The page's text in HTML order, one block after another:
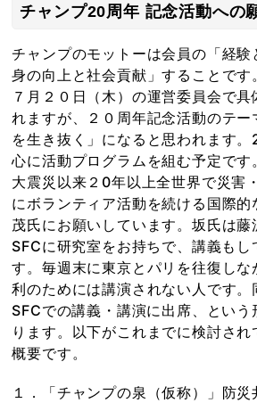
チャンプ20周年 記念活動への
チャンプのモットーは会員の「経験
身の向上と社会貢献」することです
７月２０日（木）の運営委員会で
れますが、２０周年記念活動のテ
を生き抜く」になると思われます
心に活動プログラムを組む予定で
大震災以来２0年以上全世界で災害
にボランティア活動を続ける国際的
茂氏にお願いしています。坂氏は
SFCに研究室をお持ちで、講義もし
す。毎週末に東京とパリを往復しな
利のためには講演されない人です
SFCでの講義・講演に出席、という
ります。以下がこれまでに検討さ
概要です。
１．「チャンプの泉（仮称）」防